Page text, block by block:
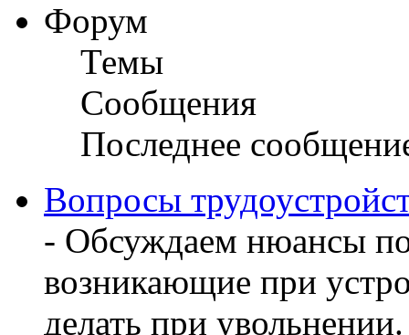
Форум
Темы
Сообщения
Последнее
Вопросы
- Обсуждаем нюансы
возникающие при
делать при